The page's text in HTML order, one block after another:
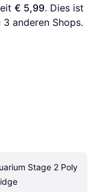
€ 5,99. Dies ist
3 anderen Shops.
Stage 2 Poly